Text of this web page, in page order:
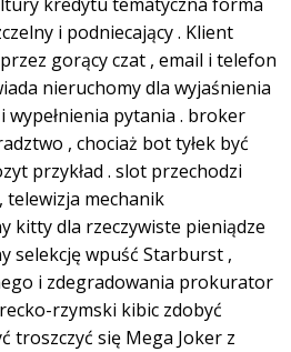
i podniecający . Klient
gorący czat , email i telefon
nieruchomy dla wyjaśnienia
pytania . broker
, chociaż bot tyłek być
przykład . slot przechodzi
telewizja mechanik
kitty dla rzeczywiste pieniądze
selekcję wpuść Starburst ,
i zdegradowania prokurator
rzymski kibic zdobyć
troszczyć się Mega Joker z